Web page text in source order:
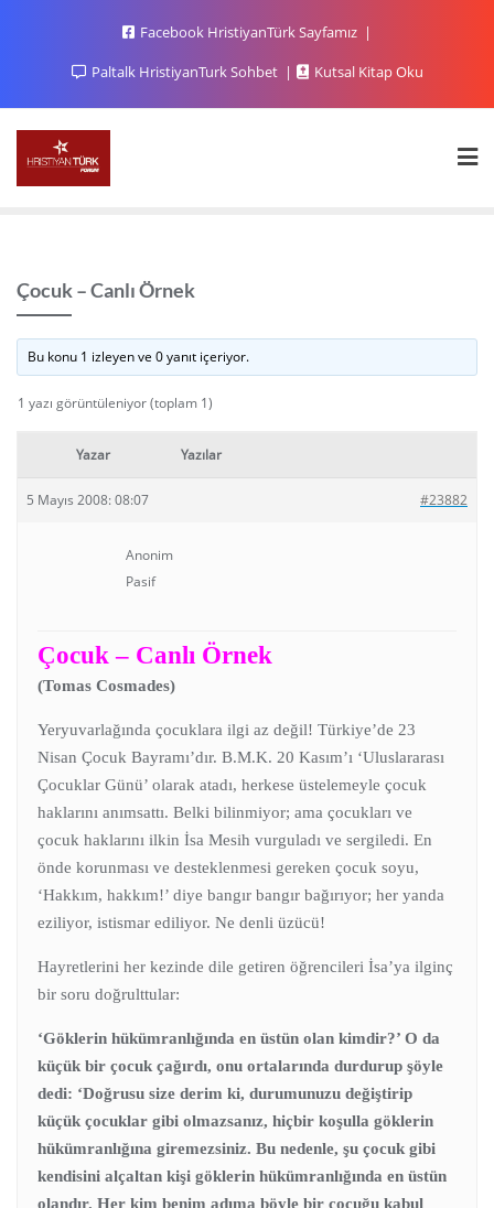
Facebook HristiyanTürk Sayfamız
Paltalk HristiyanTurk Sohbet
Kutsal Kitap Oku
Çocuk – Canlı Örnek
Bu konu 1 izleyen ve 0 yanıt içeriyor.
1 yazı görüntüleniyor (toplam 1)
Yazar Yazılar
5 Mayıs 2008: 08:07 #23882
Anonim
Pasif
Çocuk – Canlı Örnek
(Tomas Cosmades)
Yeryuvarlağında çocuklara ilgi az değil! Türkiye’de 23
Nisan Çocuk Bayramı’dır. B.M.K. 20 Kasım’ı ‘Uluslararası
Çocuklar Günü’ olarak atadı, herkese üstelemeyle çocuk
haklarını anımsattı. Belki bilinmiyor; ama çocukları ve
çocuk haklarını ilkin İsa Mesih vurguladı ve sergiledi. En
önde korunması ve desteklenmesi gereken çocuk soyu,
‘Hakkım, hakkım!’ diye bangır bangır bağırıyor; her yanda
eziliyor, istismar ediliyor. Ne denli üzücü!
Hayretlerini her kezinde dile getiren öğrencileri İsa’ya ilginç
bir soru doğrulttular:
‘Göklerin hükümranlığında en üstün olan kimdir?’ O da
küçük bir çocuk çağırdı, onu ortalarında durdurup şöyle
dedi: ‘Doğrusu size derim ki, durumunuzu değiştirip
küçük çocuklar gibi olmazsanız, hiçbir koşulla göklerin
hükümranlığına giremezsiniz. Bu nedenle, şu çocuk gibi
kendisini alçaltan kişi göklerin hükümranlığında en üstün
olandır. Her kim benim adıma böyle bir çocuğu kabul